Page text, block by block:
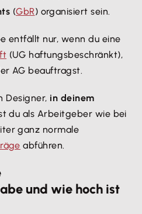
(GbR) organisiert sein.
entfällt nur, wenn du eine
(UG haftungsbeschränkt),
AG beauftragst.
Designer, in deinem
du als Arbeitgeber wie bei
ganz normale
abführen.
und wie hoch ist